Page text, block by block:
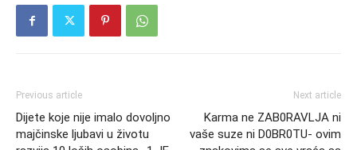
Previous article
Dijete koje nije imalo dovoljno
majčinske ljubavi u životu
Next article
Karma ne ZAB0RAVLJA ni
vaše suze ni D0BR0TU- ovim